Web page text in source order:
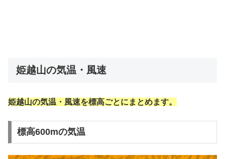
姫越山の気温・風速
姫越山の気温・風速を標高ごとにまとめます。
標高600mの気温